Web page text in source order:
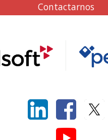
Contactarnos